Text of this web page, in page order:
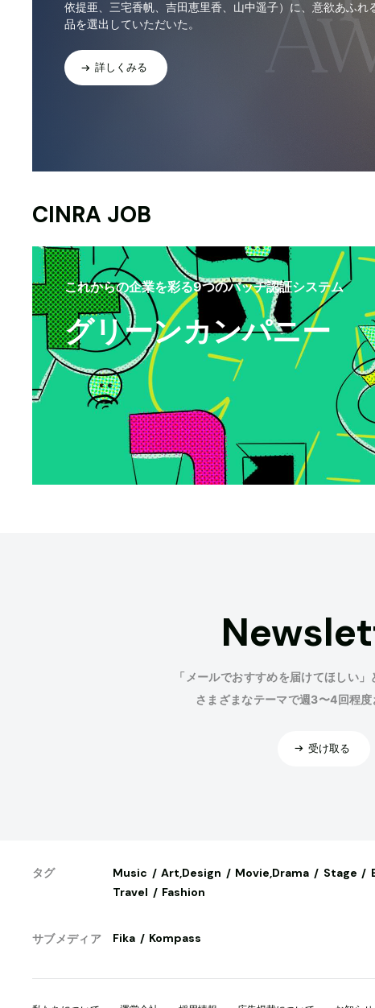
依提亜、三宅香帆、吉田恵里香、山中遥子）に、意欲あふれ
品を選出していただいた。
詳しくみる
CINRA JOB
これからの企業を彩る9つのバッヂ認証システム
グリーンカンパニー
「メールでおすすめを届けてほしい」
さまざまなテーマで週3〜4回程度
受け取る
タグ Music Art,Design Movie,Drama Stage
Travel
Fashion
サブメディア Fika Kompass